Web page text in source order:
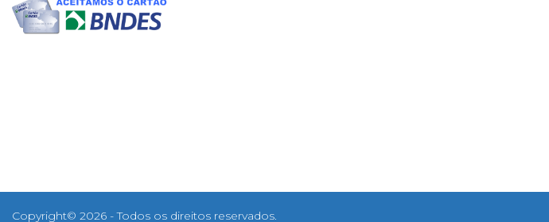
Copyright© 2026 - Todos os direitos reservados.